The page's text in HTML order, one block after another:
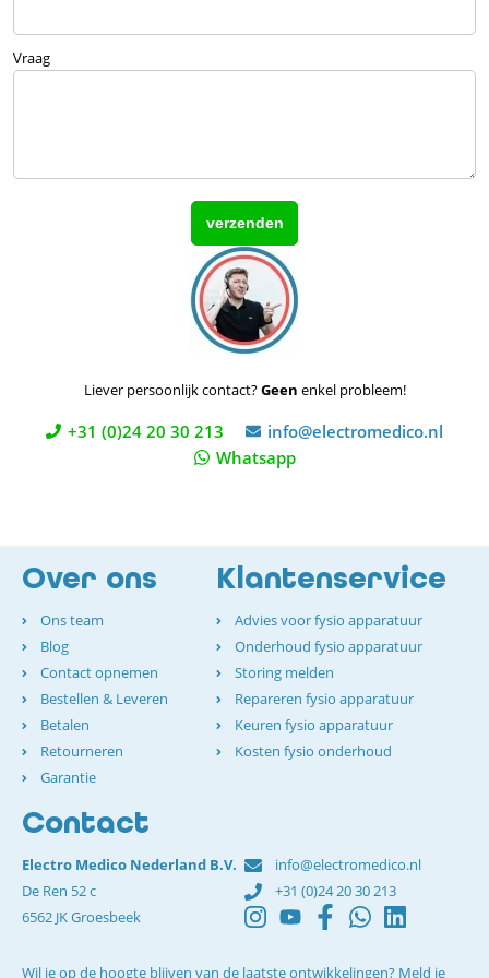
Vraag
Liever persoonlijk contact?Geen enkel probleem!
+31 (0)24 20 30 213
info@electromedico.nl
Whatsapp
Over ons
Ons team
Blog
Contact opnemen
Bestellen & Leveren
Betalen
Retourneren
Garantie
Klantenservice
Advies voor fysio apparatuur
Onderhoud fysio apparatuur
Storing melden
Repareren fysio apparatuur
Keuren fysio apparatuur
Kosten fysio onderhoud
Contact
Electro Medico Nederland B.V.
De Ren 52 c
6562 JK Groesbeek
info@electromedico.nl
+31 (0)24 20 30 213
Wil je op de hoogte blijven van de laatste ontwikkelingen? Meld je